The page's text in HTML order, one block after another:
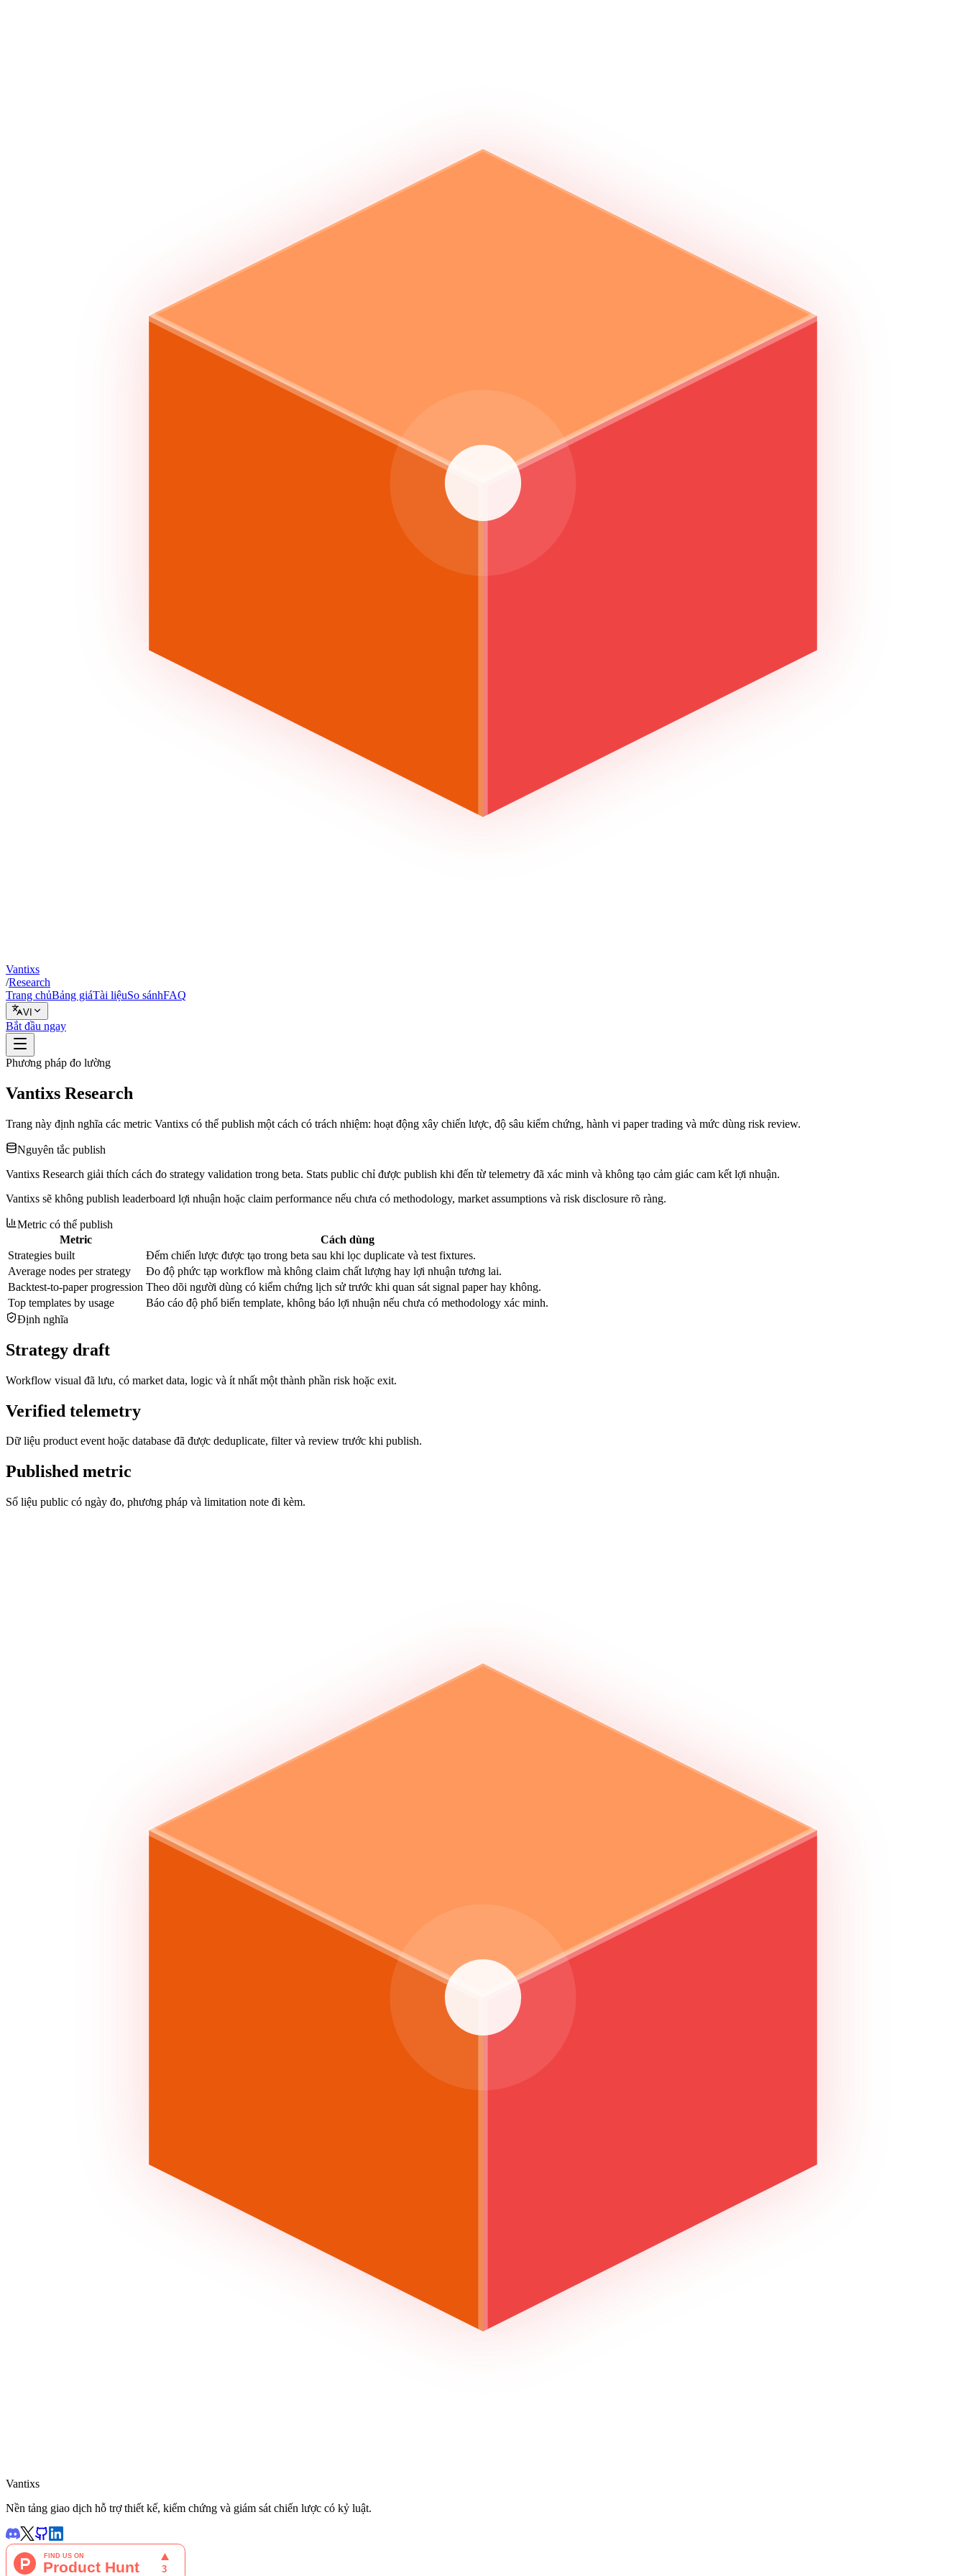
Vantixs
/Research
Trang chủBảng giáTài liệuSo sánhFAQ
VI
Bắt đầu ngay
Phương pháp đo lường
Vantixs Research
Trang này định nghĩa các metric Vantixs có thể publish một cách có trách nhiệm: hoạt động xây chiến lược, độ sâu kiểm chứng, hành vi paper trading và mức dùng risk review.
Nguyên tắc publish
Vantixs Research giải thích cách đo strategy validation trong beta. Stats public chỉ được publish khi đến từ telemetry đã xác minh và không tạo cảm giác cam kết lợi nhuận.
Vantixs sẽ không publish leaderboard lợi nhuận hoặc claim performance nếu chưa có methodology, market assumptions và risk disclosure rõ ràng.
Metric có thể publish
Metric
Cách dùng
Strategies built
Đếm chiến lược được tạo trong beta sau khi lọc duplicate và test fixtures.
Average nodes per strategy
Đo độ phức tạp workflow mà không claim chất lượng hay lợi nhuận tương lai.
Backtest-to-paper progression Theo dõi người dùng có kiểm chứng lịch sử trước khi quan sát signal paper hay không.
Top templates by usage
Báo cáo độ phổ biến template, không báo lợi nhuận nếu chưa có methodology xác minh.
Định nghĩa
Strategy draft
Workflow visual đã lưu, có market data, logic và ít nhất một thành phần risk hoặc exit.
Verified telemetry
Dữ liệu product event hoặc database đã được deduplicate, filter và review trước khi publish.
Published metric
Số liệu public có ngày đo, phương pháp và limitation note đi kèm.
Vantixs
Nền tảng giao dịch hỗ trợ thiết kế, kiểm chứng và giám sát chiến lược có kỷ luật.